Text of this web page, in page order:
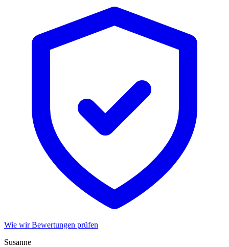
Wie wir Bewertungen prüfen
Susanne